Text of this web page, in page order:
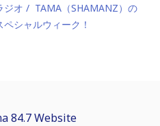
ジオ
TAMA（SHAMANZ）の
ペシャルウィーク！
84.7 Website